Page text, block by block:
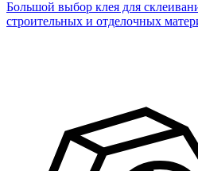
Большой выбор клея для
строительных и отделочных